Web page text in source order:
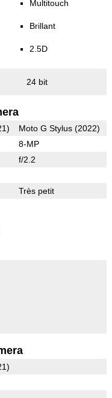
Multitouch
Brillant
2.5D
24 bit
Moto G Stylus (2022)
8-MP
f/2.2
Très petit